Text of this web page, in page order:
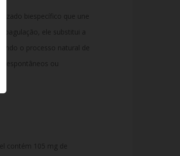
biespecífico que une
ele substitui a
o processo natural de
espontâneos ou
contém 105 mg de